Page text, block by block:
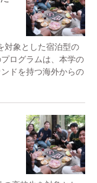
対象とした宿泊型の
ログラムは、本学の
ドを持つ海外からの